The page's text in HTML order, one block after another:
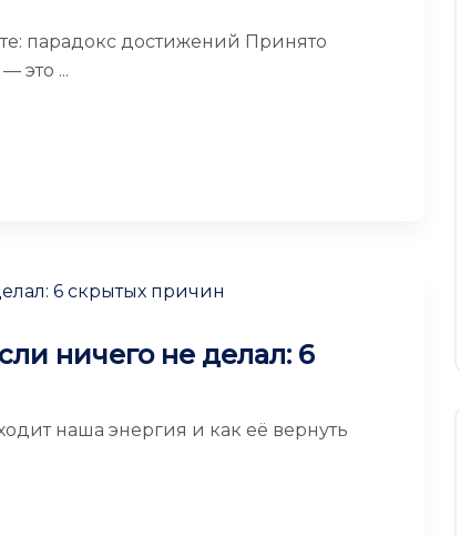
парадокс достижений Принято
это ...
ничего не делал: 6
наша энергия и как её вернуть